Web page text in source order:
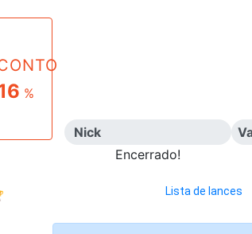
%
Nick
Encerrado!
Lista de lances